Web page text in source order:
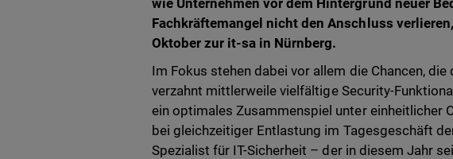
wie Unternehmen vor dem Hintergrund neuer
Fachkräftemangel nicht den Anschluss
Oktober zur it-sa in Nürnberg.
Im Fokus stehen dabei vor allem die Chancen,
verzahnt mittlerweile vielfältige Security-
ein optimales Zusammenspiel unter einheitlicher
bei gleichzeitiger Entlastung im Tagesgeschäft
Spezialist für IT-Sicherheit – der in diesem Jahr